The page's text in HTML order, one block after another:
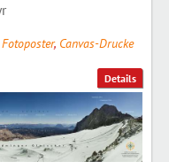
Details
, Canvas-Drucke